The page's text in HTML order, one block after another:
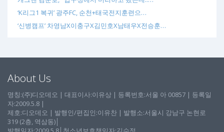
‘K리그1 복귀’ 광주FC, 순천+태국전지훈련으…
‘신병캠프’ 차영남X이충구X김민호X남태우X전승훈…
About Us
명칭:(주)디오데오 | 대표이사:이유상 | 등록번호:서울 아 00857 | 등록일
자:2009.5.8 |
제호:디오데오 | 발행인/편집인:이유찬 | 발행소:서울시 강남구 논현로
319 (2층, 역삼동)│